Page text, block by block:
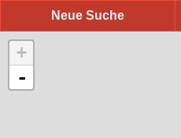
Neue Suche
+
-